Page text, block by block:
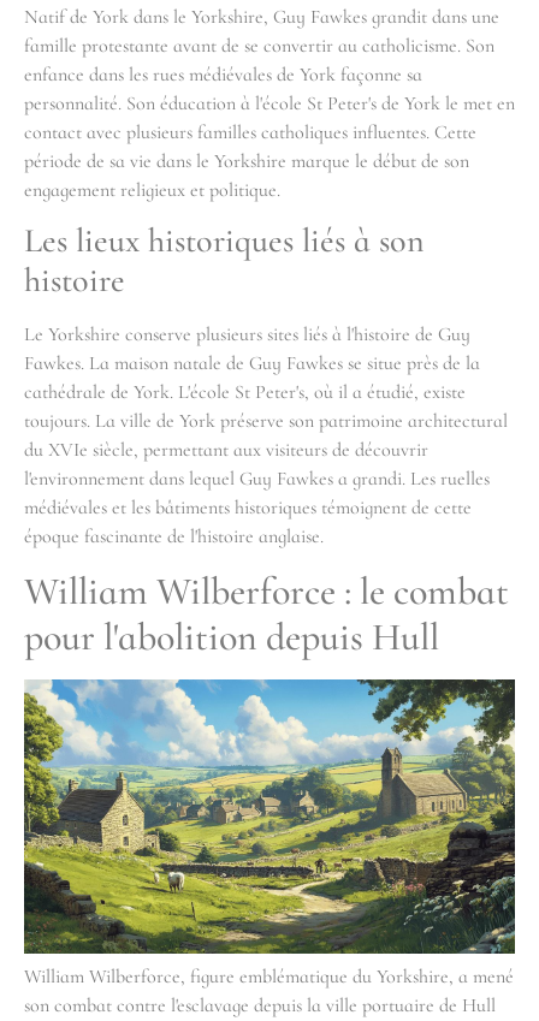
Natif de York dans le Yorkshire, Guy Fawkes grandit dans une
famille protestante avant de se convertir au catholicisme. Son
enfance dans les rues médiévales de York façonne sa
personnalité. Son éducation à l'école St Peter's de York le met en
contact avec plusieurs familles catholiques influentes. Cette
période de sa vie dans le Yorkshire marque le début de son
engagement religieux et politique.
Les lieux historiques liés à son
histoire
Le Yorkshire conserve plusieurs sites liés à l'histoire de Guy
Fawkes. La maison natale de Guy Fawkes se situe près de la
cathédrale de York. L'école St Peter's, où il a étudié, existe
toujours. La ville de York préserve son patrimoine architectural
du XVIe siècle, permettant aux visiteurs de découvrir
l'environnement dans lequel Guy Fawkes a grandi. Les ruelles
médiévales et les bâtiments historiques témoignent de cette
époque fascinante de l'histoire anglaise.
William Wilberforce : le combat
pour l'abolition depuis Hull
William Wilberforce, figure emblématique du Yorkshire, a mené
son combat contre l'esclavage depuis la ville portuaire de Hull